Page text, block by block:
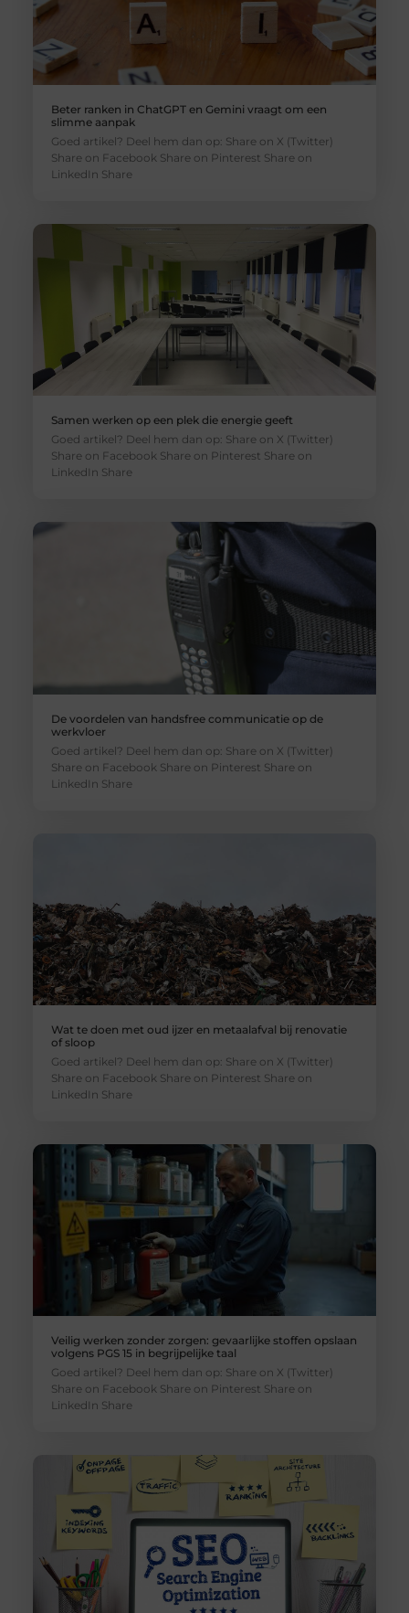
Beter ranken in ChatGPT en Gemini vraagt om een
slimme aanpak
Goed artikel? Deel hem dan op: Share on X (Twitter)
Share on Facebook Share on Pinterest Share on
LinkedIn Share
Samen werken op een plek die energie geeft
Goed artikel? Deel hem dan op: Share on X (Twitter)
Share on Facebook Share on Pinterest Share on
LinkedIn Share
De voordelen van handsfree communicatie op de
werkvloer
Goed artikel? Deel hem dan op: Share on X (Twitter)
Share on Facebook Share on Pinterest Share on
LinkedIn Share
Wat te doen met oud ijzer en metaalafval bij renovatie
of sloop
Goed artikel? Deel hem dan op: Share on X (Twitter)
Share on Facebook Share on Pinterest Share on
LinkedIn Share
Veilig werken zonder zorgen: gevaarlijke stoffen opslaan
volgens PGS 15 in begrijpelijke taal
Goed artikel? Deel hem dan op: Share on X (Twitter)
Share on Facebook Share on Pinterest Share on
LinkedIn Share